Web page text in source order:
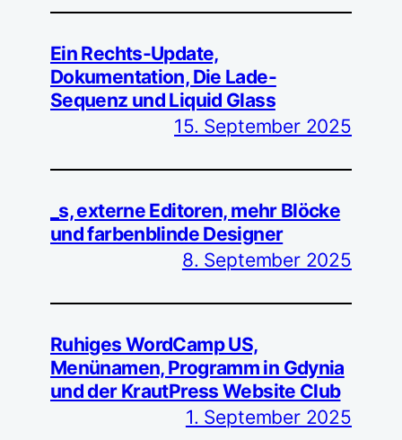
Ein Rechts-Update,
Dokumentation, Die Lade-
Sequenz und Liquid Glass
15. September 2025
_s, externe Editoren, mehr Blöcke
und farbenblinde Designer
8. September 2025
Ruhiges WordCamp US,
Menünamen, Programm in Gdynia
und der KrautPress Website Club
1. September 2025